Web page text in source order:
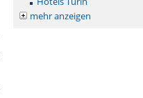
mehr anzeigen